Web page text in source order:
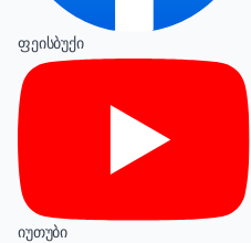
ფეისბუქი
იუთუბი